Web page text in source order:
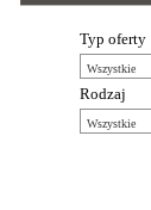
Typ oferty
Rodzaj